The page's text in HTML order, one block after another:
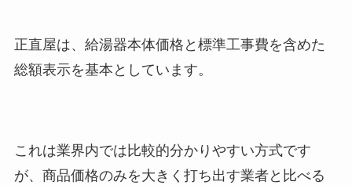
正直屋は、給湯器本体価格と標準工事費を含めた
総額表示を基本としています。
これは業界内では比較的分かりやすい方式です
が、商品価格のみを大きく打ち出す業者と比べる